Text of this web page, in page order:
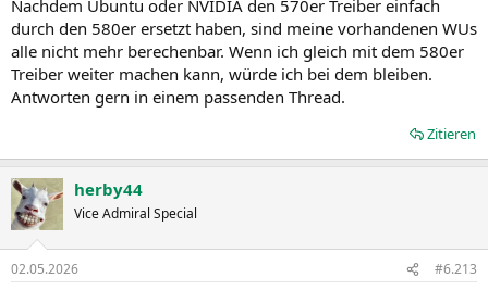
Nachdem Ubuntu oder NVIDIA den 570er Treiber einfach
durch den 580er ersetzt haben, sind meine vorhandenen WUs
alle nicht mehr berechenbar. Wenn ich gleich mit dem 580er
Treiber weiter machen kann, würde ich bei dem bleiben.
Antworten gern in einem passenden Thread.
Zitieren
herby44
Vice Admiral Special
02.05.2026 #6.213